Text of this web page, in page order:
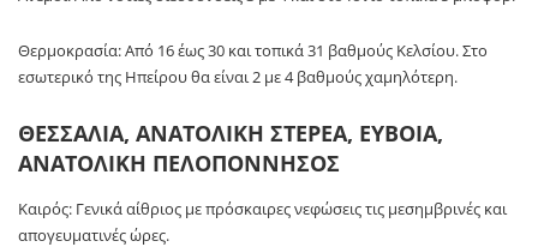
Θερμοκρασία: Από 16 έως 30 και τοπικά 31 βαθμούς Κελσίου. Στο
εσωτερικό της Ηπείρου θα είναι 2 με 4 βαθμούς χαμηλότερη.
ΘΕΣΣΑΛΙΑ, ΑΝΑΤΟΛΙΚΗ ΣΤΕΡΕΑ, ΕΥΒΟΙΑ,
ΑΝΑΤΟΛΙΚΗ ΠΕΛΟΠΟΝΝΗΣΟΣ
Καιρός: Γενικά αίθριος με πρόσκαιρες νεφώσεις τις μεσημβρινές και
απογευματινές ώρες.